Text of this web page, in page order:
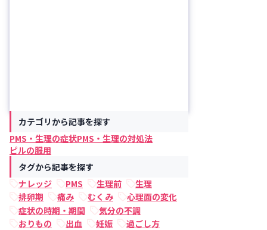
カテゴリから記事を探す
PMS・生理の症状PMS・生理の対処法
ピルの服用
タグから記事を探す
ナレッジ
PMS 生理前
生理
排卵期
痛み むくみ
心理面の変化
症状の時期・期間
気分の不調
おりもの
出血 妊娠
過ごし方